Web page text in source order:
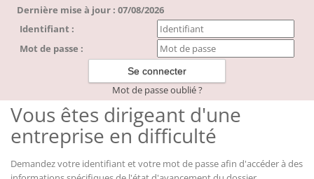
Dernière mise à jour : 07/08/2026
Identifiant :
Mot de passe :
Mot de passe oublié ?
Vous êtes dirigeant d'une
entreprise en difficulté
Demandez votre identifiant et votre mot de passe afin d'accéder à des